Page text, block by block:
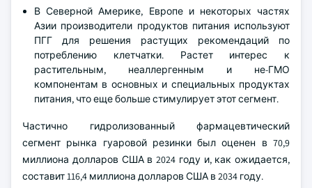
В Северной Америке, Европе и некоторых частях
Азии производители продуктов питания используют
ПГГ для решения растущих рекомендаций по
потреблению клетчатки. Растет интерес к
растительным, неаллергенным и не-ГМО
компонентам в основных и специальных продуктах
питания, что еще больше стимулирует этот сегмент.
Частично гидролизованный фармацевтический
сегмент рынка гуаровой резинки был оценен в 70,9
миллиона долларов США в 2024 году и, как ожидается,
составит 116,4 миллиона долларов США в 2034 году.